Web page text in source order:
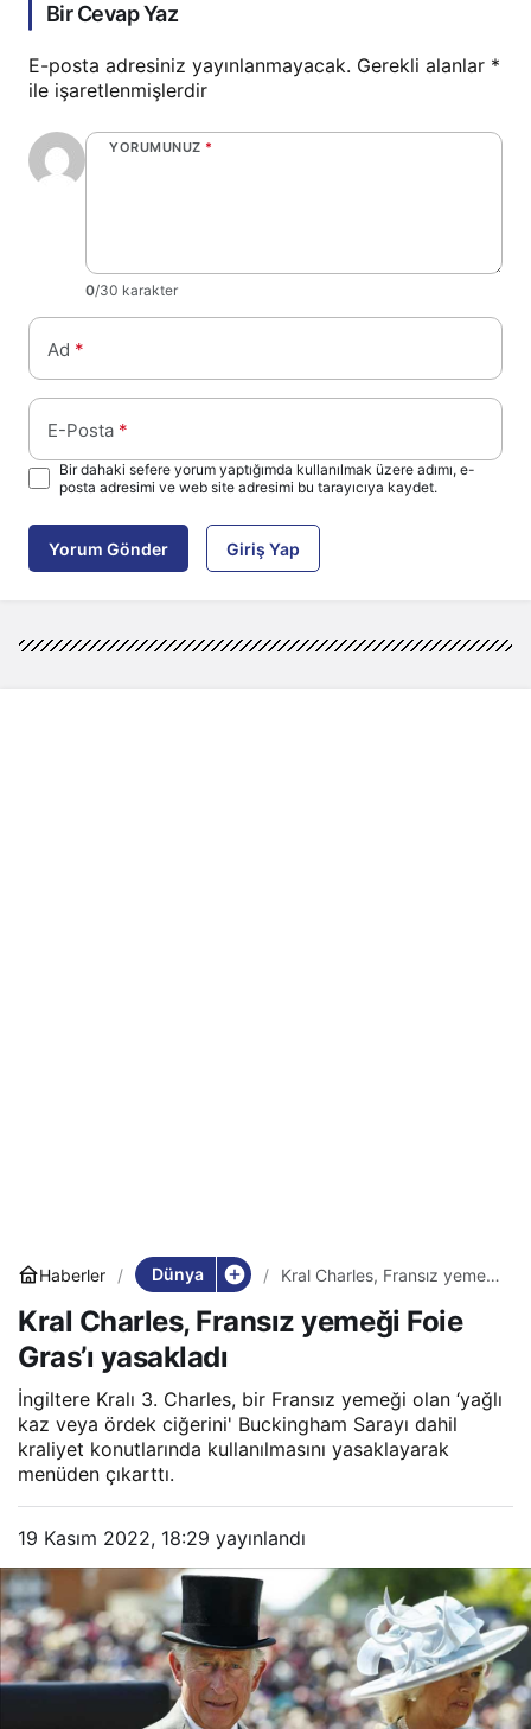
Bir Cevap Yaz
E-posta adresiniz yayınlanmayacak. Gerekli alanlar *
ile işaretlenmişlerdir
YORUMUNUZ *
0/30 karakter
Ad *
E-Posta *
Bir dahaki sefere yorum yaptığımda kullanılmak üzere adımı, e-
posta adresimi ve web site adresimi bu tarayıcıya kaydet.
Yorum Gönder Giriş Yap
Haberler Dünya
Kral Charles, Fransız yemeği
Kral Charles, Fransız yemeği Foie
Gras’ı yasakladı
İngiltere Kralı 3. Charles, bir Fransız yemeği olan ‘yağlı
kaz veya ördek ciğerini' Buckingham Sarayı dahil
kraliyet konutlarında kullanılmasını yasaklayarak
menüden çıkarttı.
19 Kasım 2022, 18:29 yayınlandı